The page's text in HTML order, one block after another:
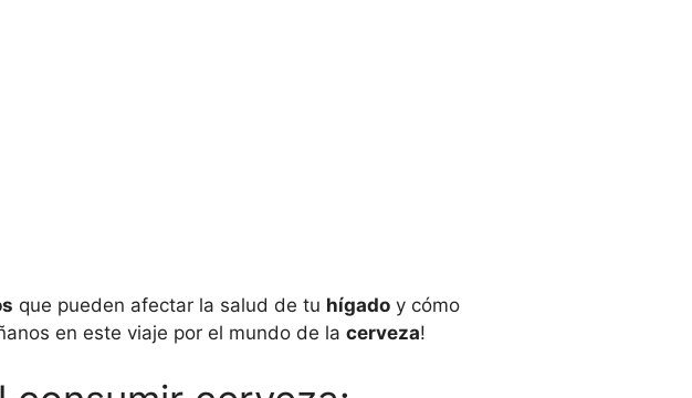
que pueden afectar la salud de tu hígado y cómo
en este viaje por el mundo de la cerveza!